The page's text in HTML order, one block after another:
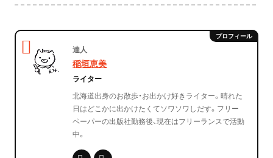
達人
稲垣恵美
ライター
北海道出身のお散歩・お出かけ好きライター。晴れた
日はどこかに出かけたくてソワソワしだす。フリー
ペーパーの出版社勤務後、現在はフリーランスで活動
中。